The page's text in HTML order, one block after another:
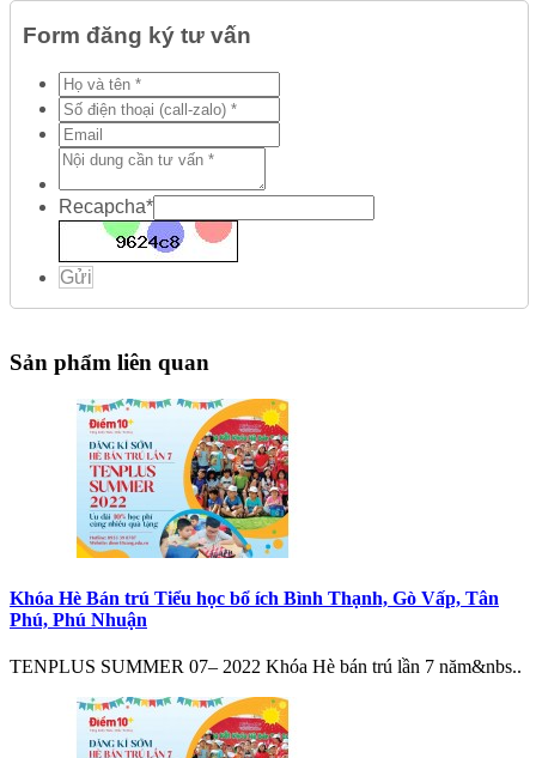
Form đăng ký tư vấn
Recapcha*
Gửi
Sản phẩm liên quan
Khóa Hè Bán trú Tiểu học bổ ích Bình Thạnh, Gò Vấp, Tân
Phú, Phú Nhuận
TENPLUS SUMMER 07– 2022 Khóa Hè bán trú lần 7 năm&nbs..